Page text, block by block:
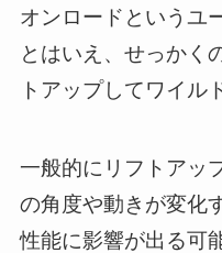
オンロードというユ
とはいえ、せっかく
トアップしてワイル
一般的にリフトアッ
の角度や動きが変化
性能に影響が出る可